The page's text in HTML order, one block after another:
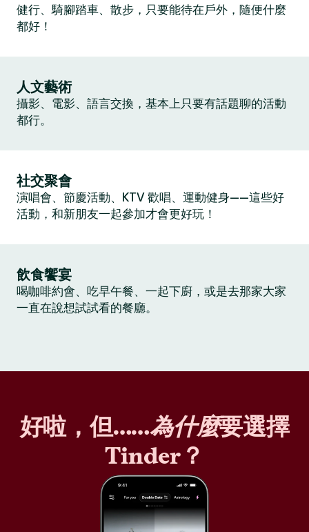
健行、騎腳踏車、散步，只要能待在戶外，隨便什麼
都好！
人文藝術
攝影、電影、語言交換，基本上只要有話題聊的活動
都行。
社交聚會
演唱會、節慶活動、KTV 歡唱、運動健身——這些好
活動，和新朋友一起參加才會更好玩！
飲食饗宴
喝咖啡約會、吃早午餐、一起下廚，或是去那家大家
一直在說想試試看的餐廳。
好啦，但……為什麼要選擇
Tinder？